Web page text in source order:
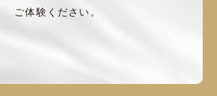
ご体験ください。